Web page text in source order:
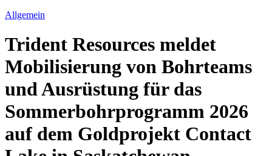
Allgemein
Trident Resources meldet
Mobilisierung von Bohrteams
und Ausrüstung für das
Sommerbohrprogramm 2026
auf dem Goldprojekt Contact